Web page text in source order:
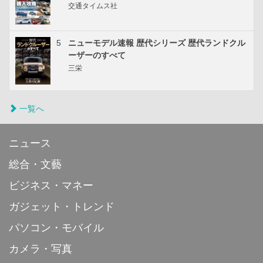
交通タイムス社
5
ニューモデル速報 歴代シリーズ 歴代ランドクル
ーザーのすべて
三栄
一覧へ
ニュース
総合・文藝
ビジネス・マネー
ガジェット・トレンド
パソコン・モバイル
カメラ・写真